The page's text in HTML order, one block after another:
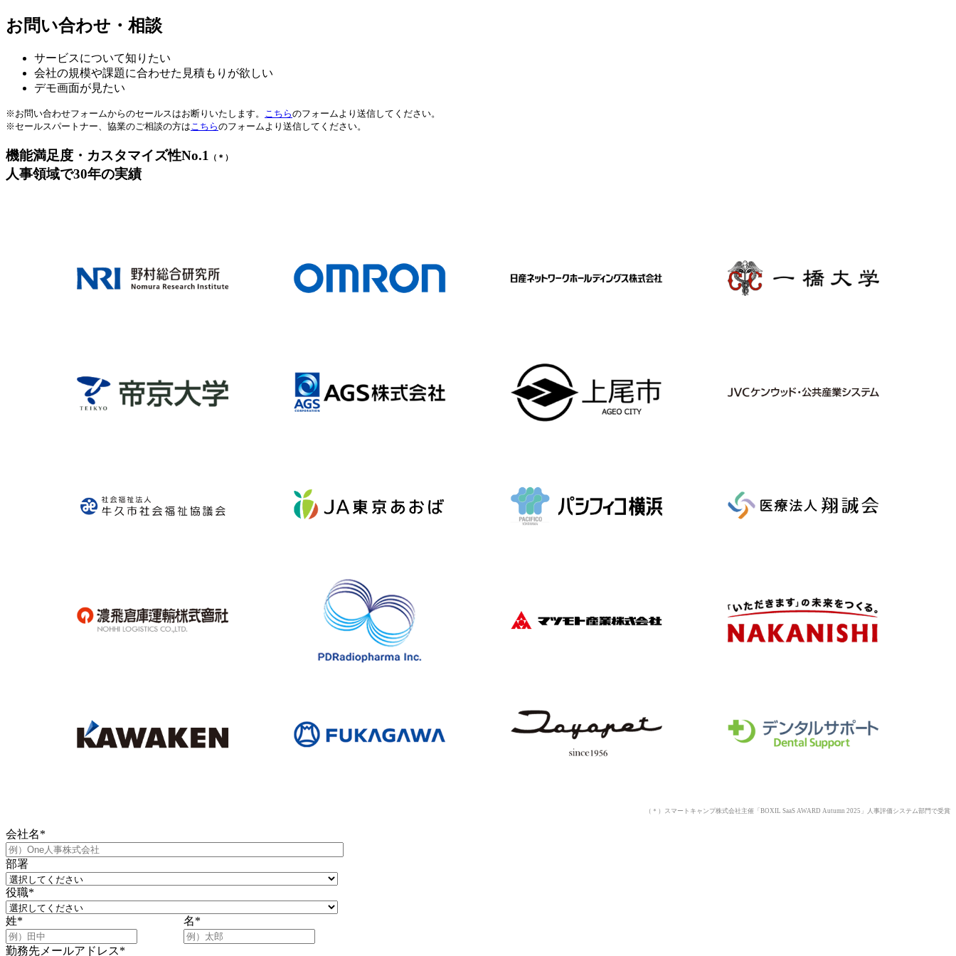
お問い合わせ・相談
サービスについて知りたい
会社の規模や課題に合わせた見積もりが欲しい
デモ画面が見たい
※お問い合わせフォームからのセールスはお断りいたします。 こちらのフォームより送信してください。
※セールスパートナー、協業のご相談の方は こちらのフォームより送信してください。
機能満足度・カスタマイズ性No.1 （＊）
人事領域で30年の実績
（＊）スマートキャンプ株式会社主催「BOXIL SaaS AWARD Autumn 2025」人事評価システム部門で受賞
会社名*
部署
役職*
姓* 名*
勤務先メールアドレス*